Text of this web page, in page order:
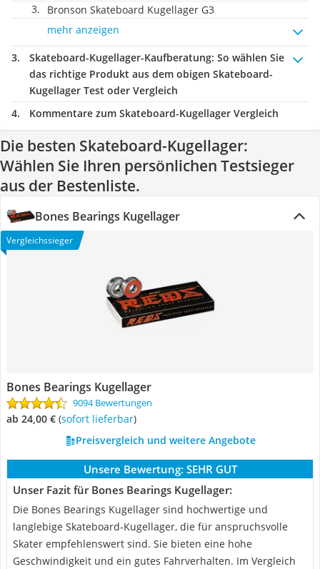
Bronson Skateboard Kugellager G3
mehr anzeigen
Skateboard-Kugellager-Kaufberatung: So wählen Sie
das richtige Produkt aus dem obigen Skateboard-
Kugellager Test oder Vergleich
Kommentare zum Skateboard-Kugellager Vergleich
Die besten Skateboard-Kugellager:
Wählen Sie Ihren persönlichen Testsieger
aus der Bestenliste.
Bones Bearings Kugellager
Vergleichssieger
Bones Bearings Kugellager
9094 Bewertungen
ab 24,00 € ( Sofort lieferbar)
Preisvergleich und weitere Angebote
Unsere Bewertung: SEHR GUT
Unser Fazit für Bones Bearings Kugellager:
Die Bones Bearings Kugellager sind hochwertige und
langlebige Skateboard-Kugellager, die für anspruchsvolle
Skater empfehlenswert sind. Sie bieten eine hohe
Geschwindigkeit und ein gutes Fahrverhalten. Im Vergleich